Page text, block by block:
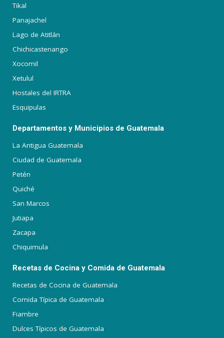
Tikal
Panajachel
Lago de Atitlán
Chichicastenango
Xocomil
Xetulul
Hostales del IRTRA
Esquipulas
Departamentos y Municipios de Guatemala
La Antigua Guatemala
Ciudad de Guatemala
Petén
Quiché
San Marcos
Jutiapa
Zacapa
Chiquimula
Recetas de Cocina y Comida de Guatemala
Recetas de Cocina de Guatemala
Comida Típica de Guatemala
Fiambre
Dulces Típicos de Guatemala